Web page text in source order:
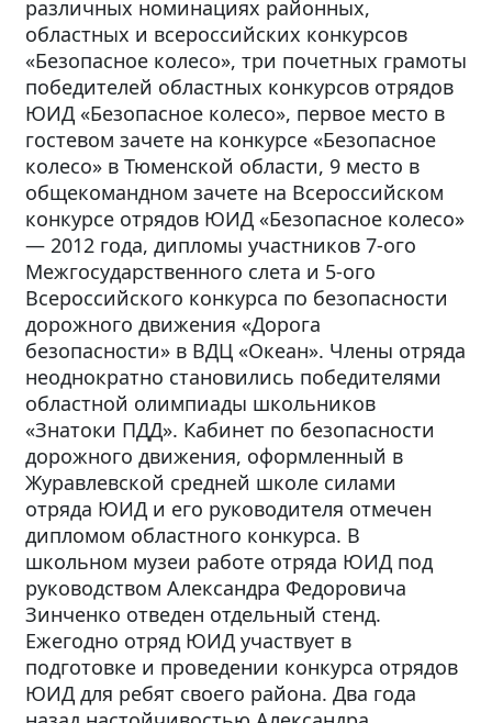
различных номинациях районных,
областных и всероссийских конкурсов
«Безопасное колесо», три почетных грамоты
победителей областных конкурсов отрядов
ЮИД «Безопасное колесо», первое место в
гостевом зачете на конкурсе «Безопасное
колесо» в Тюменской области, 9 место в
общекомандном зачете на Всероссийском
конкурсе отрядов ЮИД «Безопасное колесо»
— 2012 года, дипломы участников 7-ого
Межгосударственного слета и 5-ого
Всероссийского конкурса по безопасности
дорожного движения «Дорога
безопасности» в ВДЦ «Океан». Члены отряда
неоднократно становились победителями
областной олимпиады школьников
«Знатоки ПДД». Кабинет по безопасности
дорожного движения, оформленный в
Журавлевской средней школе силами
отряда ЮИД и его руководителя отмечен
дипломом областного конкурса. В
школьном музеи работе отряда ЮИД под
руководством Александра Федоровича
Зинченко отведен отдельный стенд.
Ежегодно отряд ЮИД участвует в
подготовке и проведении конкурса отрядов
ЮИД для ребят своего района. Два года